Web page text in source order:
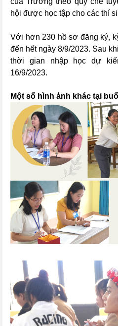
hội được học tập cho các thí
Với hơn 230 hồ sơ đăng ký,
đến hết ngày 8/9/2023. Sau
thời gian nhập học dự
16/9/2023.
Một số hình ảnh khác tại